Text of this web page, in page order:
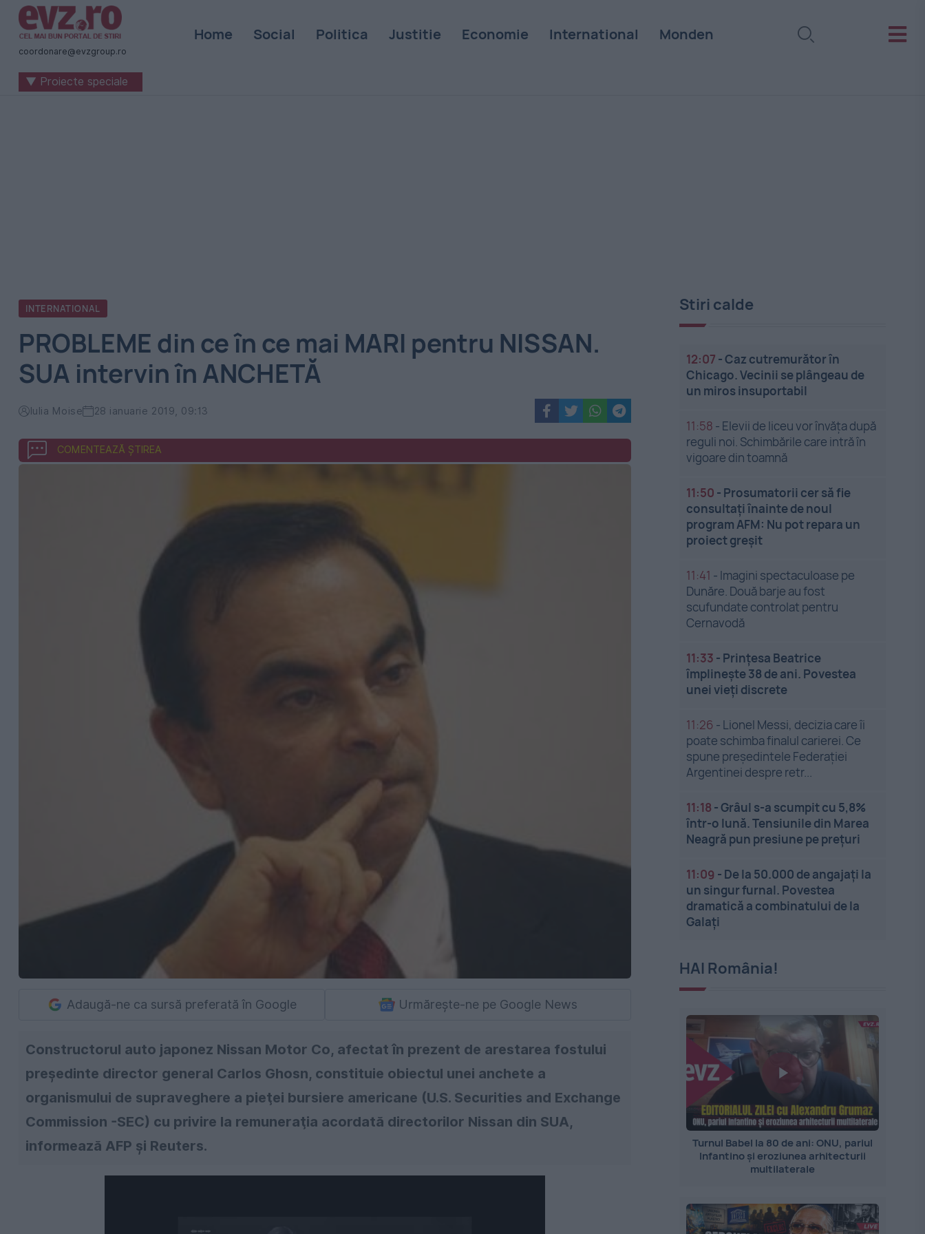
Știri
naționale
internaționale
coordonare@evzgroup.ro
Home Social Politica Justitie Economie International Monden
▼ Proiecte speciale
INTERNATIONAL
PROBLEME din ce în ce mai MARI pentru NISSAN.
SUA intervin în ANCHETĂ
Iulia Moise 28 ianuarie 2019, 09:13
COMENTEAZĂ ȘTIREA
Adaugă-ne ca sursă preferată în Google Urmărește-ne pe Google News
Constructorul auto japonez Nissan Motor Co, afectat în prezent de arestarea fostului
preşedinte director general Carlos Ghosn, constituie obiectul unei anchete a
organismului de supraveghere a pieţei bursiere americane (U.S. Securities and Exchange
Commission -SEC) cu privire la remuneraţia acordată directorilor Nissan din SUA,
informează AFP şi Reuters.
Stiri calde
12:07 -Caz cutremurător în
Chicago. Vecinii se plângeau de
un miros insuportabil
11:58 - Elevii de liceu vor învăța după
reguli noi. Schimbările care intră în
vigoare din toamnă
11:50 - Prosumatorii cer să fie
consultați înainte de noul
program AFM: Nu pot repara un
proiect greșit
11:41 - Imagini spectaculoase pe
Dunăre. Două barje au fost
scufundate controlat pentru
Cernavodă
11:33 - Prințesa Beatrice
împlinește 38 de ani. Povestea
unei vieți discrete
11:26 - Lionel Messi, decizia care îi
poate schimba finalul carierei. Ce
spune președintele Federației
Argentinei despre retr...
11:18 -Grâul s-a scumpit cu 5,8%
într-o lună. Tensiunile din Marea
Neagră pun presiune pe prețuri
11:09 - De la 50.000 de angajați la
un singur furnal. Povestea
dramatică a combinatului de la
Galați
HAI România!
Turnul Babel la 80 de ani: ONU, pariul
Infantino și eroziunea arhitecturii
multilaterale